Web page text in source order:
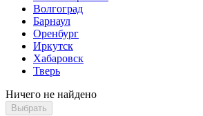
Волгоград
Барнаул
Оренбург
Иркутск
Хабаровск
Тверь
Ничего не найдено
Выбрать